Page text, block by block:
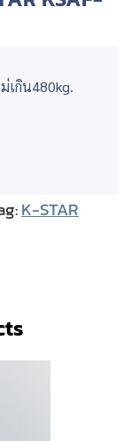
เกิน480kg.
K-STAR